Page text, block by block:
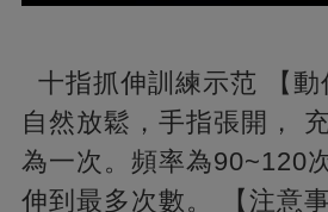
十指抓伸訓練示范 【
自然放鬆，手指張開，
為一次。頻率為90~120
伸到最多次數。 【注意